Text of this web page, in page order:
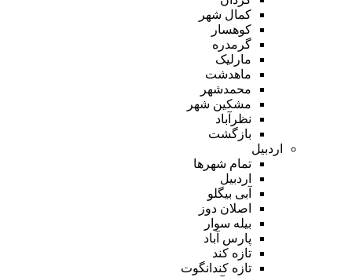
کمال شهر
کوهسار
گرمدره
مارلیک
ماهدشت
محمدشهر
مشکین شهر
نظرآباد
بازگشت
اردبیل
تمام شهر‌ها
اردبیل
آبی بیگلو
اصلان دوز
بیله سوار
پارس آباد
تازه کند
تازه کندانگوت